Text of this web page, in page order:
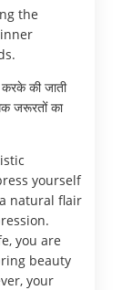
the
की जाती
जरूरतों का
yourself
natural flair
you are
beauty
your